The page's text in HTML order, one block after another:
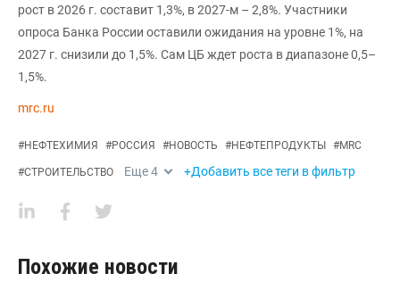
рост в 2026 г. составит 1,3%, в 2027-м – 2,8%. Участники
опроса Банка России оставили ожидания на уровне 1%, на
2027 г. снизили до 1,5%. Сам ЦБ ждет роста в диапазоне 0,5–
1,5%.
mrc.ru
#НЕФТЕХИМИЯ #РОССИЯ #НОВОСТЬ #НЕФТЕПРОДУКТЫ #MRC
#СТРОИТЕЛЬСТВО Еще4 +Добавить все теги в фильтр
Похожие новости